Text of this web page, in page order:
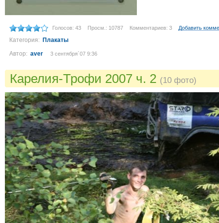
Голосов: 43 Просм.: 10787 Комментариев: 3 Добавить
Категория: Плакаты
Автор: aver 3 сентября´07 9:36
Карелия-Трофи 2007 ч. 2 (10 фото)